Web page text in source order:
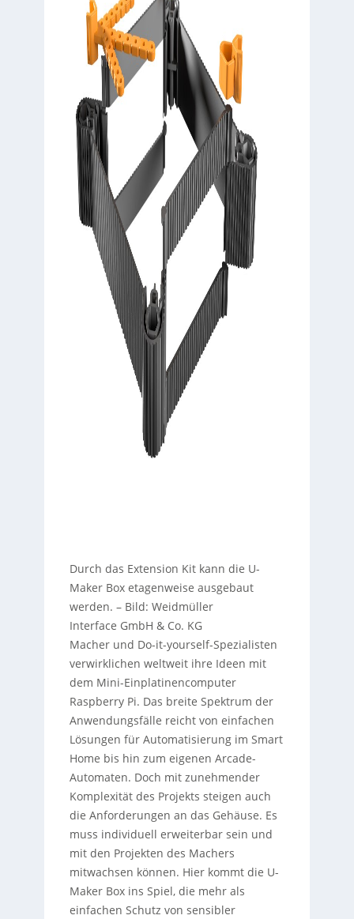
Durch das Extension Kit kann die U-
Maker Box etagenweise ausgebaut
werden. – Bild: Weidmüller
Interface GmbH & Co. KG
Macher und Do-it-yourself-Spezialisten
verwirklichen weltweit ihre Ideen mit
dem Mini-Einplatinencomputer
Raspberry Pi. Das breite Spektrum der
Anwendungsfälle reicht von einfachen
Lösungen für Automatisierung im Smart
Home bis hin zum eigenen Arcade-
Automaten. Doch mit zunehmender
Komplexität des Projekts steigen auch
die Anforderungen an das Gehäuse. Es
muss individuell erweiterbar sein und
mit den Projekten des Machers
mitwachsen können. Hier kommt die U-
Maker Box ins Spiel, die mehr als
einfachen Schutz von sensibler